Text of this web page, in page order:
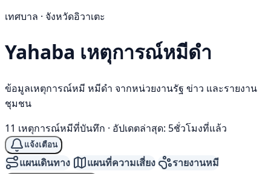
เทศบาล · จังหวัดอิวาเตะ
Yahaba เหตุการณ์หมีดำ
ข้อมูลเหตุการณ์หมี หมีดำ จากหน่วยงานรัฐ ข่าว และรายงาน
ชุมชน
11 เหตุการณ์หมีที่บันทึก · อัปเดตล่าสุด: 5ชั่วโมงที่แล้ว
แจ้งเตือน
แผนเดินทาง แผนที่ความเสี่ยง รายงานหมี